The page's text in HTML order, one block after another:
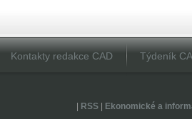
Kontakty redakce CAD Týdeník
RSS| Ekonomické a